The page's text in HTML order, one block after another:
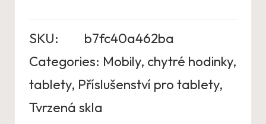
SKU:
b7fc40a462ba
Categories: Mobily, chytré hodinky,
tablety, Příslušenství pro tablety,
Tvrzená skla